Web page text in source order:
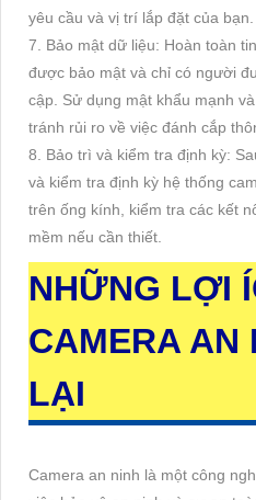
yêu cầu và vị trí lắp đặt của bạn.
7. Bảo mật dữ liệu: Hoàn toàn
được bảo mật và chỉ có người
cập. Sử dụng mật khẩu mạnh
tránh rủi ro về việc đánh cắp
8. Bảo trì và kiểm tra định kỳ:
và kiểm tra định kỳ hệ thống
trên ống kính, kiểm tra các kết
mềm nếu cần thiết.
NHỮNG LỢI
CAMERA AN
LẠI
Camera an ninh là một công